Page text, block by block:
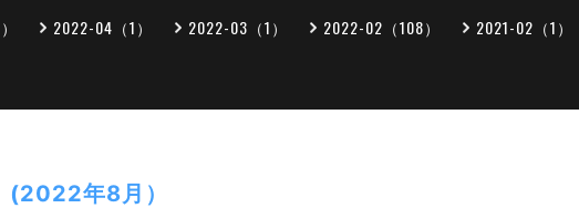
2022-04（1） 2022-03（1） 2022-02（108） 2021-02（1）
(2022年8月）